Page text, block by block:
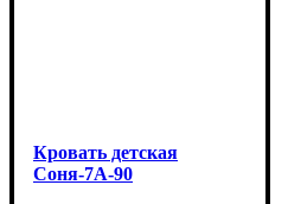
Кровать детская
Соня-7А-90